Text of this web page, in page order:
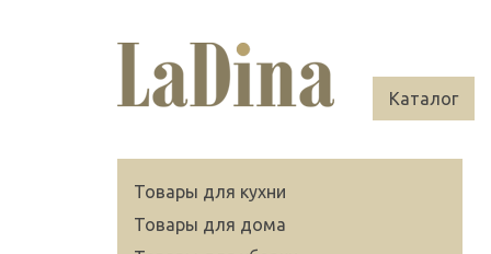
Каталог
Товары для кухни
Товары для дома